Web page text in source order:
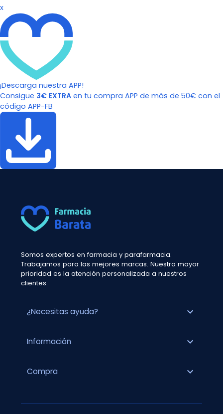
x
¡Descarga nuestra APP!
Consigue 3€ EXTRA en tu compra APP de más de 50€ con el
código APP-FB
Somos expertos en farmacia y parafarmacia.
Trabajamos para las mejores marcas. Nuestra mayor
prioridad es la atención personalizada a nuestros
clientes.
¿Necesitas ayuda? expand_more
Información expand_more
Compra expand_more